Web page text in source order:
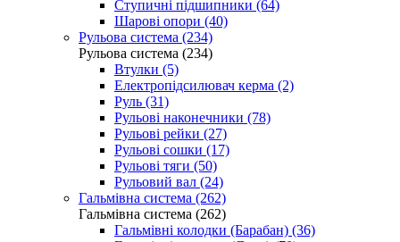
Ступичні підшипники (64)
Шарові опори (40)
Рульова система (234)
Рульова система (234)
Втулки (5)
Електропідсилювач керма (2)
Руль (31)
Рульові наконечники (78)
Рульові рейки (27)
Рульові сошки (17)
Рульові тяги (50)
Рульовий вал (24)
Гальмівна система (262)
Гальмівна система (262)
Гальмівні колодки (Барабан) (36)